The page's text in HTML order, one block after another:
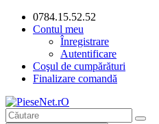
0784.15.52.52
Contul meu
Înregistrare
Autentificare
Coşul de cumpărături
Finalizare comandă